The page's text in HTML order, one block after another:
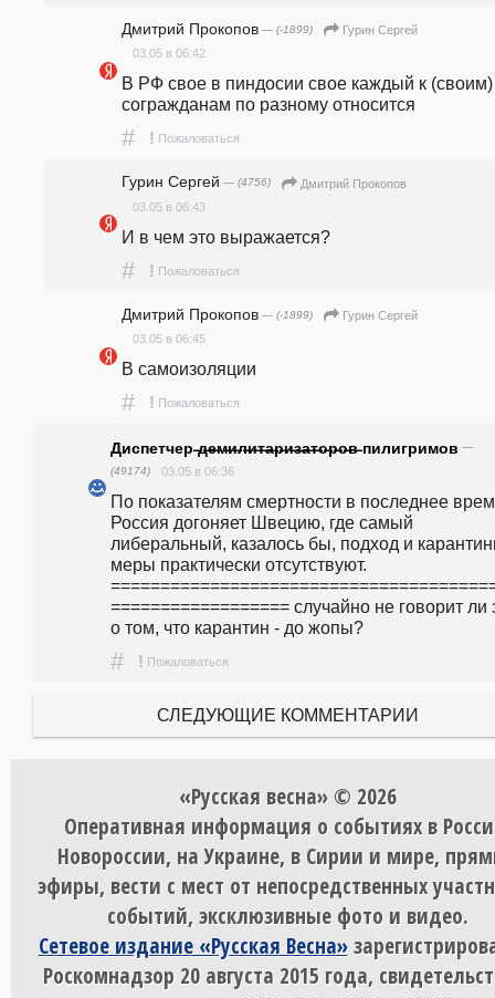
Дмитрий Прокопов — (-1899)
Гурин Сергей
03.05 в 06:42
В РФ свое в пиндосии свое каждый к (своим)
согражданам по разному относится
# ! Пожаловаться
Гурин Сергей — (4756)
Дмитрий Прокопов
03.05 в 06:43
И в чем это выражается?
# ! Пожаловаться
Дмитрий Прокопов — (-1899)
Гурин Сергей
03.05 в 06:45
В самоизоляции
# ! Пожаловаться
Диспетчер ̶д̶е̶м̶и̶л̶и̶т̶а̶р̶и̶з̶а̶т̶о̶р̶о̶в̶ пилигримов —
(49174)
03.05 в 06:36
По показателям смертности в последнее
Россия догоняет Швецию, где самый
либеральный, казалось бы, подход и
меры практически отсутствуют.
================== случайно не говорит ли
о том, что карантин - до жопы?
# ! Пожаловаться
СЛЕДУЮЩИЕ КОММЕНТАРИИ
«Русская весна» © 2026
Оперативная информация о событиях в
Новороссии, на Украине, в Сирии и мире,
эфиры, вести с мест от непосредственных
событий, эксклюзивные фото и видео.
Сетевое издание «Русская Весна»
Роскомнадзор 20 августа 2015 года,